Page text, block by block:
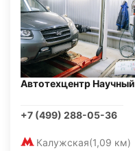
Автотехцентр Научный
+7 (499) 288-05-36
Калужская(1,09 км)